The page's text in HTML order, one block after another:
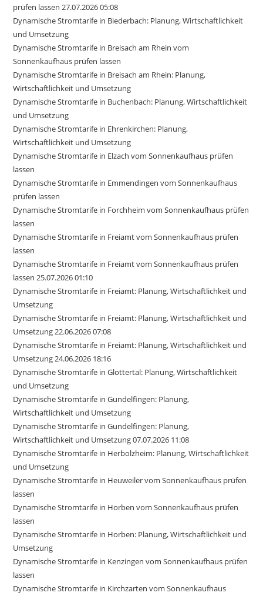
prüfen lassen 27.07.2026 05:08
Dynamische Stromtarife in Biederbach: Planung, Wirtschaftlichkeit
und Umsetzung
Dynamische Stromtarife in Breisach am Rhein vom
Sonnenkaufhaus prüfen lassen
Dynamische Stromtarife in Breisach am Rhein: Planung,
Wirtschaftlichkeit und Umsetzung
Dynamische Stromtarife in Buchenbach: Planung, Wirtschaftlichkeit
und Umsetzung
Dynamische Stromtarife in Ehrenkirchen: Planung,
Wirtschaftlichkeit und Umsetzung
Dynamische Stromtarife in Elzach vom Sonnenkaufhaus prüfen
lassen
Dynamische Stromtarife in Emmendingen vom Sonnenkaufhaus
prüfen lassen
Dynamische Stromtarife in Forchheim vom Sonnenkaufhaus prüfen
lassen
Dynamische Stromtarife in Freiamt vom Sonnenkaufhaus prüfen
lassen
Dynamische Stromtarife in Freiamt vom Sonnenkaufhaus prüfen
lassen 25.07.2026 01:10
Dynamische Stromtarife in Freiamt: Planung, Wirtschaftlichkeit und
Umsetzung
Dynamische Stromtarife in Freiamt: Planung, Wirtschaftlichkeit und
Umsetzung 22.06.2026 07:08
Dynamische Stromtarife in Freiamt: Planung, Wirtschaftlichkeit und
Umsetzung 24.06.2026 18:16
Dynamische Stromtarife in Glottertal: Planung, Wirtschaftlichkeit
und Umsetzung
Dynamische Stromtarife in Gundelfingen: Planung,
Wirtschaftlichkeit und Umsetzung
Dynamische Stromtarife in Gundelfingen: Planung,
Wirtschaftlichkeit und Umsetzung 07.07.2026 11:08
Dynamische Stromtarife in Herbolzheim: Planung, Wirtschaftlichkeit
und Umsetzung
Dynamische Stromtarife in Heuweiler vom Sonnenkaufhaus prüfen
lassen
Dynamische Stromtarife in Horben vom Sonnenkaufhaus prüfen
lassen
Dynamische Stromtarife in Horben: Planung, Wirtschaftlichkeit und
Umsetzung
Dynamische Stromtarife in Kenzingen vom Sonnenkaufhaus prüfen
lassen
Dynamische Stromtarife in Kirchzarten vom Sonnenkaufhaus